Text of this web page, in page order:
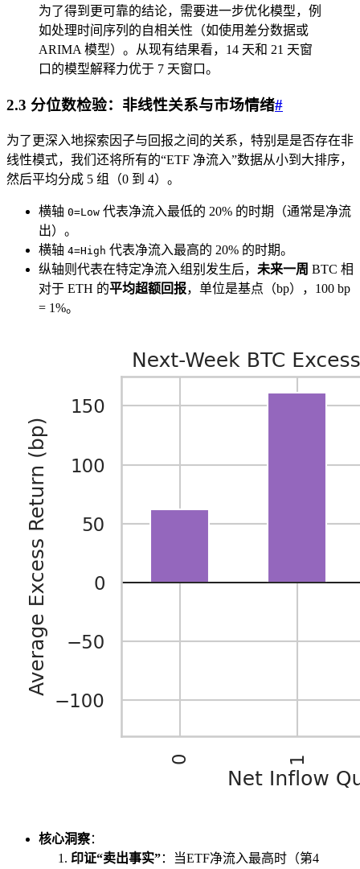
为了得到更可靠的结论，需要进一步优化模型，例
如处理时间序列的自相关性（如使用差分数据或
ARIMA 模型）。从现有结果看，14 天和 21 天窗
口的模型解释力优于 7 天窗口。
2.3 分位数检验：非线性关系与市场情绪#
为了更深入地探索因子与回报之间的关系，特别是是否存在非
线性模式，我们还将所有的“ETF 净流入”数据从小到大排序，
然后平均分成 5 组（0 到 4）。
横轴 0=Low 代表净流入最低的 20% 的时期（通常是净流
出）。
横轴 4=High 代表净流入最高的 20% 的时期。
纵轴则代表在特定净流入组别发生后， 未来一周 BTC 相
对于 ETH 的平均超额回报，单位是基点（bp），100 bp
= 1%。
核心洞察：
印证“卖出事实”：当ETF净流入最高时（第4